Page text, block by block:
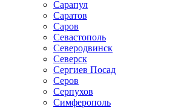
Сарапул
Саратов
Саров
Севастополь
Северодвинск
Северск
Сергиев Посад
Серов
Серпухов
Симферополь